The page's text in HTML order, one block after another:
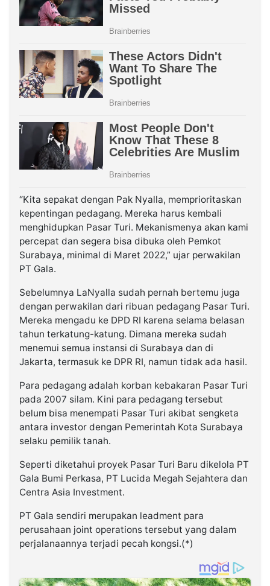
“Kita sepakat dengan Pak Nyalla, memprioritaskan
kepentingan pedagang. Mereka harus kembali
menghidupkan Pasar Turi. Mekanismenya akan kami
percepat dan segera bisa dibuka oleh Pemkot
Surabaya, minimal di Maret 2022,” ujar perwakilan
PT Gala.
Sebelumnya LaNyalla sudah pernah bertemu juga
dengan perwakilan dari ribuan pedagang Pasar Turi.
Mereka mengadu ke DPD RI karena selama belasan
tahun terkatung-katung. Dimana mereka sudah
menemui semua instansi di Surabaya dan di
Jakarta, termasuk ke DPR RI, namun tidak ada hasil.
Para pedagang adalah korban kebakaran Pasar Turi
pada 2007 silam. Kini para pedagang tersebut
belum bisa menempati Pasar Turi akibat sengketa
antara investor dengan Pemerintah Kota Surabaya
selaku pemilik tanah.
Seperti diketahui proyek Pasar Turi Baru dikelola PT
Gala Bumi Perkasa, PT Lucida Megah Sejahtera dan
Centra Asia Investment.
PT Gala sendiri merupakan leadment para
perusahaan joint operations tersebut yang dalam
perjalanaannya terjadi pecah kongsi.(*)